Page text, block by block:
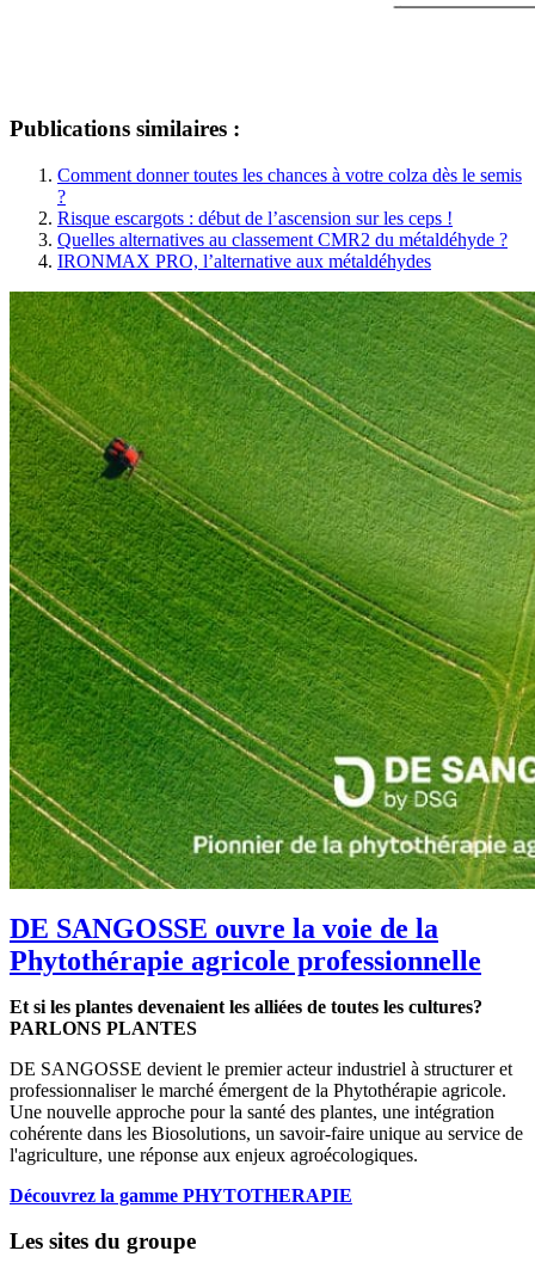
Publications similaires :
Comment donner toutes les chances à votre colza dès le semis
?
Risque escargots : début de l’ascension sur les ceps !
Quelles alternatives au classement CMR2 du métaldéhyde ?
IRONMAX PRO, l’alternative aux métaldéhydes
DE SANGOSSE ouvre la voie de la
Phytothérapie agricole professionnelle
Et si les plantes devenaient les alliées de toutes les cultures?
PARLONS PLANTES
DE SANGOSSE devient le premier acteur industriel à structurer et
professionnaliser le marché émergent de la Phytothérapie agricole.
Une nouvelle approche pour la santé des plantes, une intégration
cohérente dans les Biosolutions, un savoir-faire unique au service de
l'agriculture, une réponse aux enjeux agroécologiques.
Découvrez la gamme PHYTOTHERAPIE
Les sites du groupe